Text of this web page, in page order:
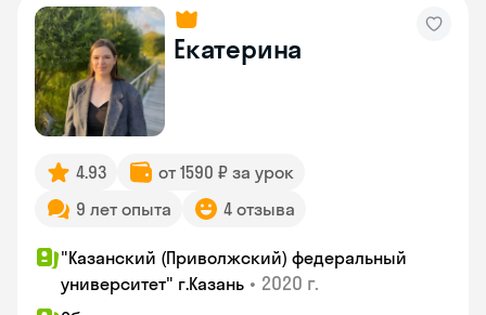
Екатерина
4.93
от 1590 ₽ за урок
9 лет опыта
4 отзыва
"Казанский (Приволжский) федеральный
университет" г.Казань • 2020 г.